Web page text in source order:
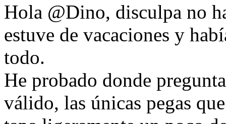
Hola @Dino, disculpa no
estuve de vacaciones y
todo.
He probado donde
válido, las únicas pegas